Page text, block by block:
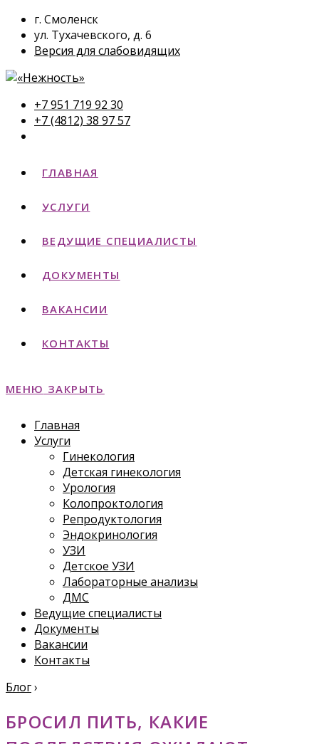
г. Смоленск
ул. Тухачевского, д. 6
Версия для слабовидящих
+7 951 719 92 30
+7 (4812) 38 97 57
ГЛАВНАЯ
УСЛУГИ
ВЕДУЩИЕ СПЕЦИАЛИСТЫ
ДОКУМЕНТЫ
ВАКАНСИИ
КОНТАКТЫ
МЕНЮ ЗАКРЫТЬ
Главная
Услуги
Гинекология
Детская гинекология
Урология
Колопроктология
Репродуктология
Эндокринология
УЗИ
Детское УЗИ
Лабораторные анализы
ДМС
Ведущие специалисты
Документы
Вакансии
Контакты
Блог›
БРОСИЛ ПИТЬ, КАКИЕ